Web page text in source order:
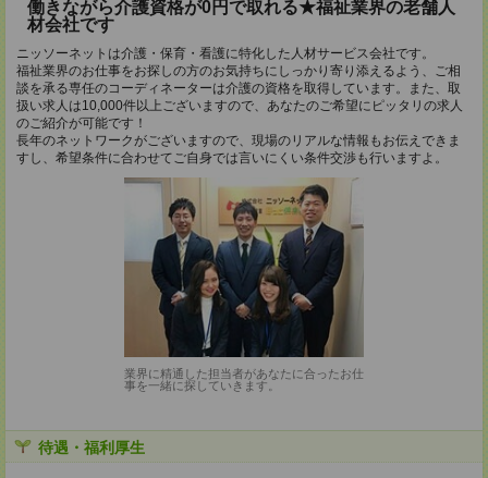
働きながら介護資格が0円で取れる★福祉業界の老舗人
材会社です
ニッソーネットは介護・保育・看護に特化した人材サービス会社です。
福祉業界のお仕事をお探しの方のお気持ちにしっかり寄り添えるよう、ご相
談を承る専任のコーディネーターは介護の資格を取得しています。また、取
扱い求人は10,000件以上ございますので、あなたのご希望にピッタリの求人
のご紹介が可能です！
長年のネットワークがございますので、現場のリアルな情報もお伝えできま
すし、希望条件に合わせてご自身では言いにくい条件交渉も行いますよ。
業界に精通した担当者があなたに合ったお仕
事を一緒に探していきます。
待遇・福利厚生